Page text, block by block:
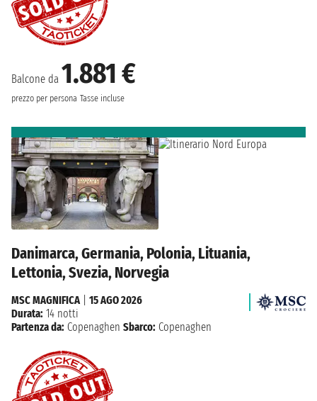
Balcone da 1.881 €
prezzo per persona Tasse incluse
Danimarca, Germania, Polonia, Lituania,
Lettonia, Svezia, Norvegia
MSC MAGNIFICA
15 AGO 2026
Durata: 14 notti
Partenza da: Copenaghen Sbarco: Copenaghen